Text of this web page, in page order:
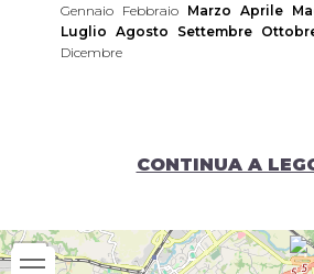
Gennaio Febbraio Marzo Aprile
Luglio Agosto Settembre
Dicembre
CONTINUA A